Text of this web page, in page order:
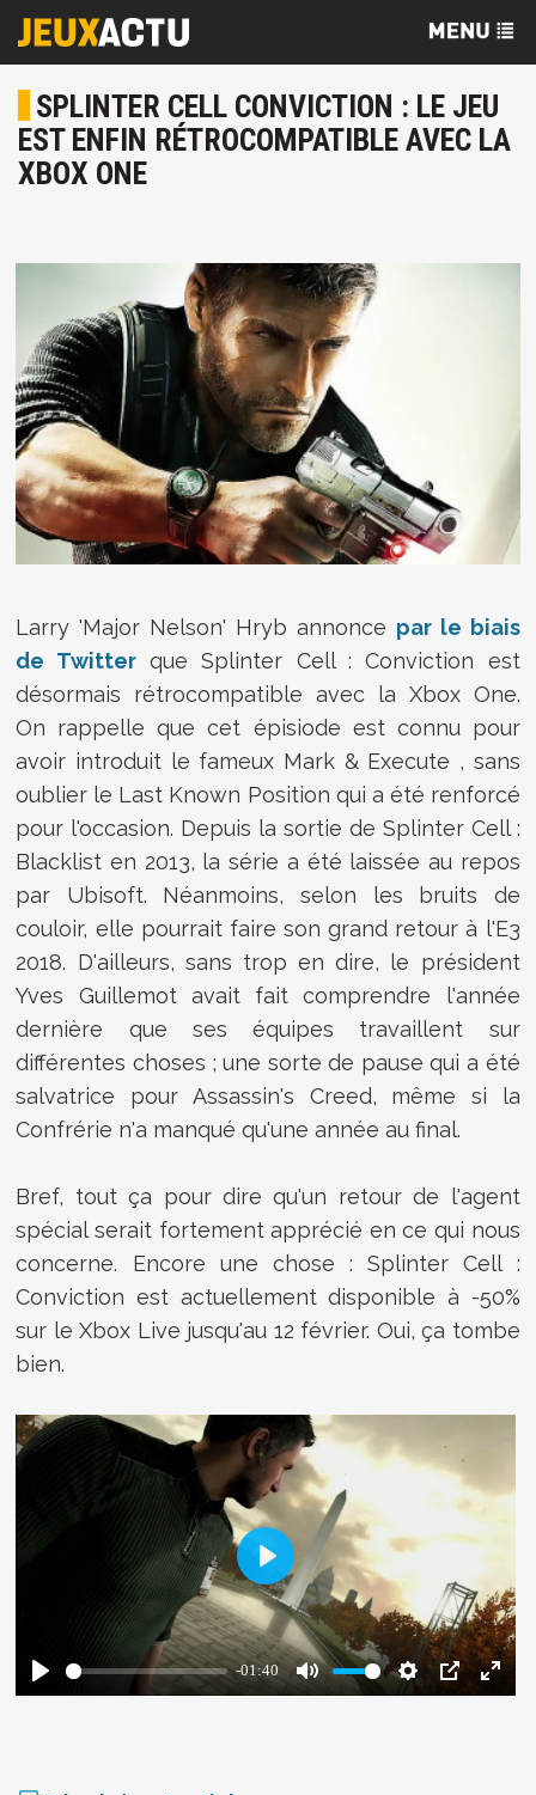
SPLINTER CELL CONVICTION : LE JEU
EST ENFIN RÉTROCOMPATIBLE AVEC LA
XBOX ONE
Larry 'Major Nelson' Hryb annonce par le biais
de TwitterqueSplinter Cell : Conviction est
désormais rétrocompatible avec la Xbox One.
On rappelle que cet épisiode est connu pour
avoir introduit le fameux Mark & Execute , sans
oublier le Last Known Position qui a été renforcé
pour l'occasion. Depuis la sortie de Splinter Cell :
Blacklist en 2013, la série a été laissée au repos
par Ubisoft. Néanmoins, selon les bruits de
couloir, elle pourrait faire son grand retour à l'E3
2018. D'ailleurs, sans trop en dire, le président
Yves Guillemot avait fait comprendre l'année
dernière que ses équipes travaillent sur
différentes choses ; une sorte de pause qui a été
salvatrice pour Assassin's Creed, même si la
Confrérie n'a manqué qu'une année au final.
Bref, tout ça pour dire qu'un retour de l'agent
spécial serait fortement apprécié en ce qui nous
concerne. Encore une chose :Splinter Cell :
Conviction est actuellement disponible à -50%
sur le Xbox Live jusqu'au 12 février. Oui, ça tombe
bien.